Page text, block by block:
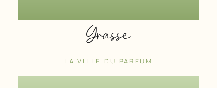
Grasse
LA VILLE DU PARFUM